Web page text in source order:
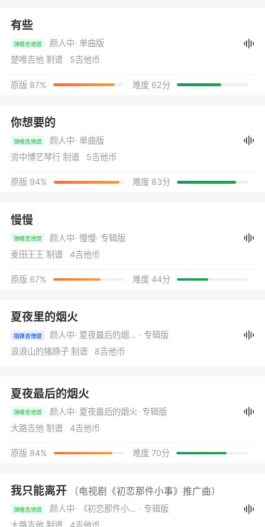
有些
弹唱吉他谱 颜人中· 单曲版
楚唯吉他 制谱 5吉他币
原版 87% 难度 62分
你想要的
弹唱吉他谱 颜人中· 单曲版
资中博艺琴行 制谱 5吉他币
原版 94% 难度 83分
慢慢
弹唱吉他谱 颜人中· 慢慢· 专辑版
麦田王王 制谱 4吉他币
原版 67% 难度 44分
夏夜里的烟火
指弹吉他谱 颜人中 · 夏夜最后的烟火(音乐企划《对号入座》) · 专辑版
浪浪山的猪蹄子 制谱 8吉他币
夏夜最后的烟火
弹唱吉他谱 颜人中· 夏夜最后的烟火· 专辑版
大路吉他 制谱 4吉他币
原版 84% 难度 70分
我只能离开 （电视剧《初恋那件小事》推广曲）
弹唱吉他谱 颜人中 · 《初恋那件小事》电视剧原声带 · 专辑版